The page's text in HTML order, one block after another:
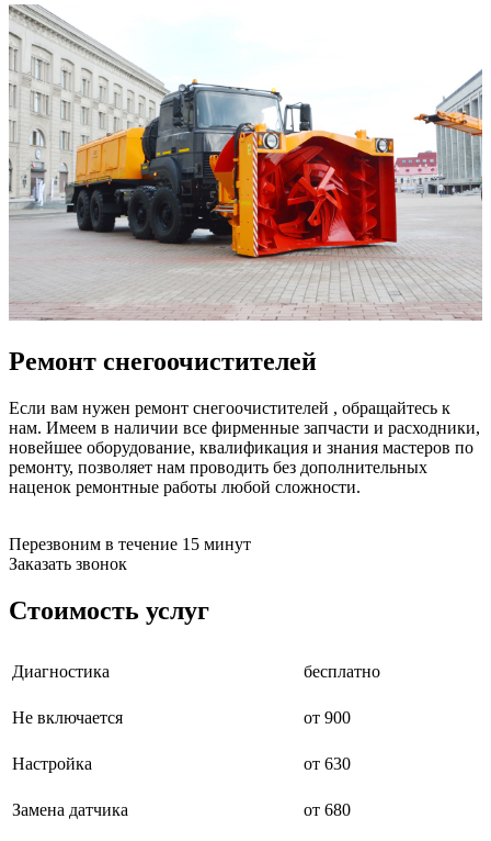
аудиоусилителей
авто акустики, автомобильной акустики
авто мониторов
автохолодильников
автокондиционера
автоматики для генераторов
автоматики управления
автоматики вентустановок
автомобильных телевизоров
автомоек
автотрансформаторов
багги
бактерицидной лампы
беговых дорожек
бензобуров
бензоножниц
бензорезов
бензорезов
беспроводных систем мониторинга
беспроводных систем презентаций
бетоноломов
биговщиков
биноклей
блоков автоматики насосов
блоков охлаждения
блоков управления
будильников
Ремонт снегоочистителей
Если вам нужен ремонт снегоочистителей , обращайтесь к
нам. Имеем в наличии все фирменные запчасти и расходники,
новейшее оборудование, квалификация и знания мастеров по
ремонту, позволяет нам проводить без дополнительных
наценок ремонтные работы любой сложности.
Перезвоним в течение 15 минут
Заказать звонок
Стоимость услуг
Диагностика бесплатно
Не включается от 900
Настройка от 630
Замена датчика от 680